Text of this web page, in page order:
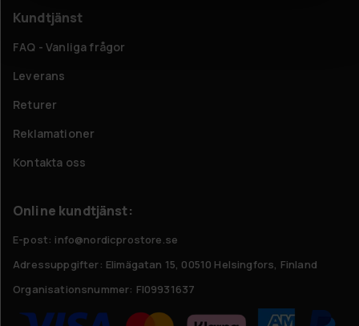
Kundtjänst
FAQ - Vanliga frågor
Leverans
Returer
Reklamationer
Kontakta oss
Online kundtjänst:
E-post: info@nordicprostore.se
Adressuppgifter: Elimägatan 15, 00510 Helsingfors, Finland
Organisationsnummer: FI09931637